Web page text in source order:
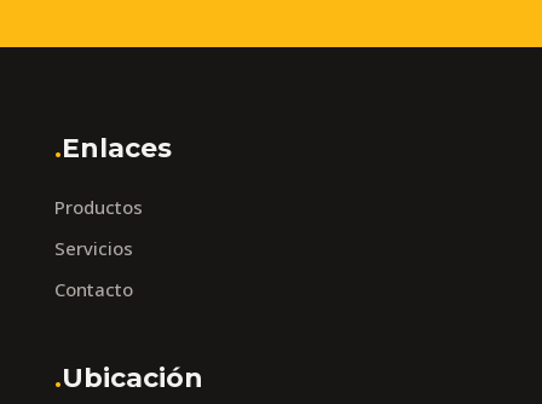
.Enlaces
Productos
Servicios
Contacto
.Ubicación